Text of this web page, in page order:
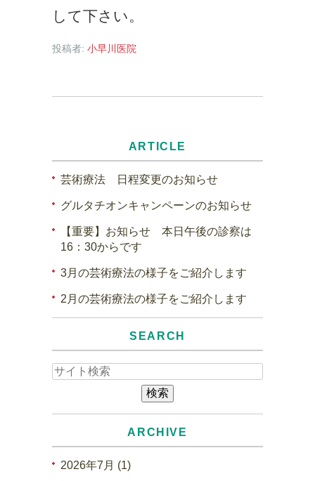
して下さい。
投稿者: 小早川医院
ARTICLE
芸術療法 日程変更のお知らせ
グルタチオンキャンペーンのお知らせ
【重要】お知らせ 本日午後の診察は
16：30からです
3月の芸術療法の様子をご紹介します
2月の芸術療法の様子をご紹介します
SEARCH
ARCHIVE
2026年7月 (1)